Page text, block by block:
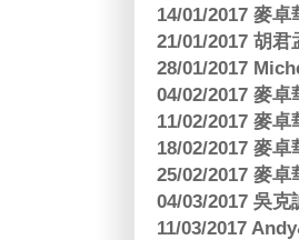
14/01/2017 麥
21/01/2017 胡
28/01/2017
04/02/2017 麥
11/02/2017 麥
18/02/2017 麥
25/02/2017 麥
04/03/2017 吳
11/03/2017